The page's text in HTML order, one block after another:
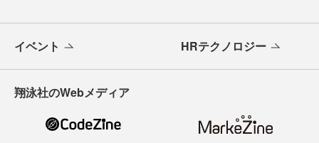
イベント HRテクノロジー
翔泳社のWebメディア